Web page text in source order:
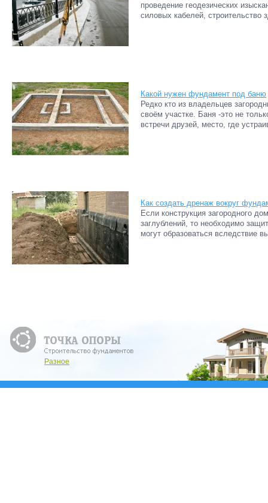
проведение геодезических
силовых кабелей, строительство
Какой нужен фундамент под баню
Редко кто из владельцев
своём участке. Баня -это не
встречи друзей, место, где
Как создать дренаж вокруг
Если конструкция загородного
заглублений, то необходимо
могут образоваться вследствие
Разное